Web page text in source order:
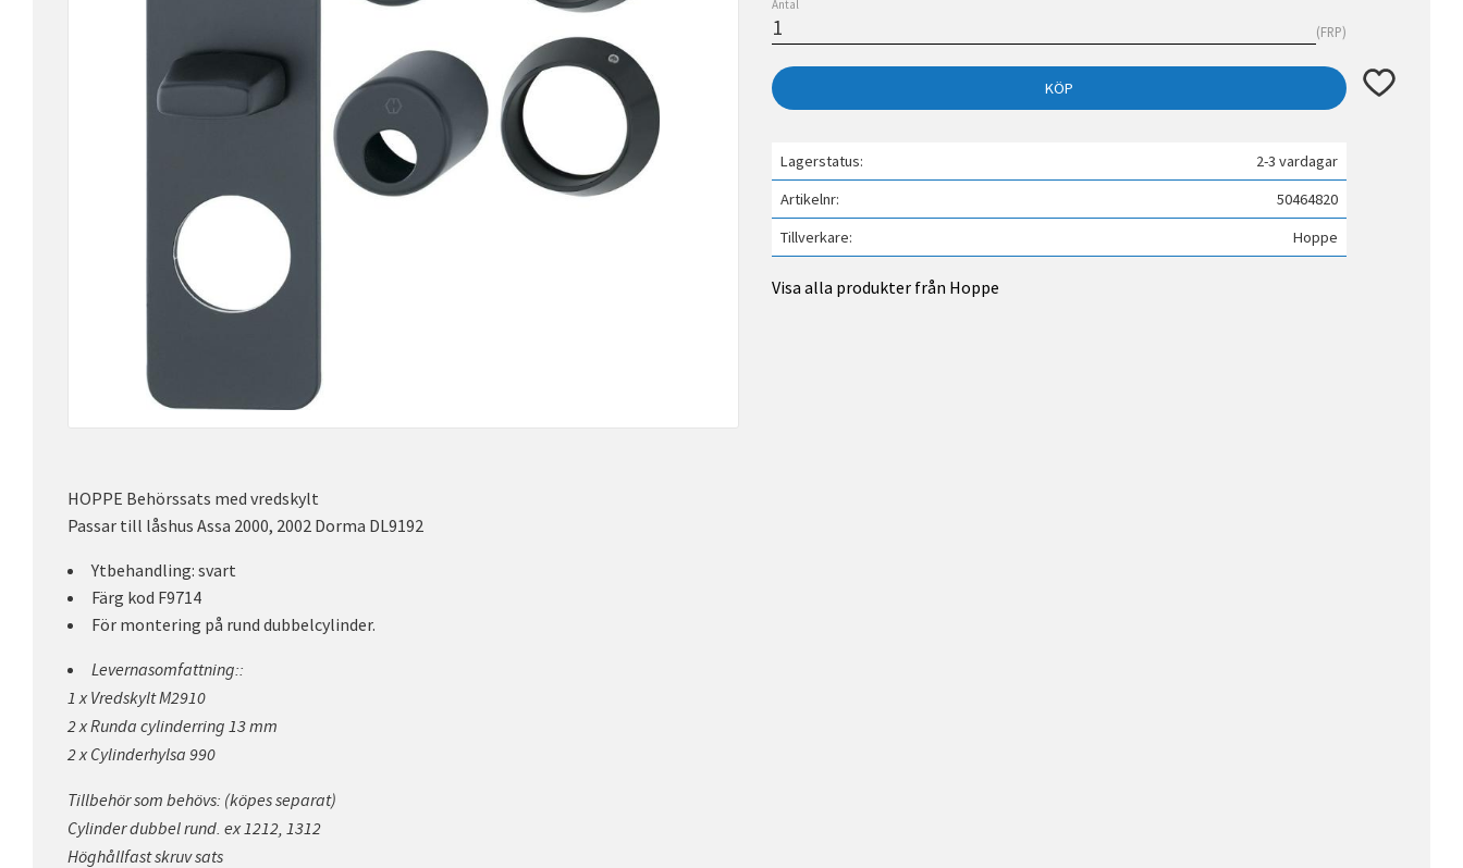
Antal
FRP
KÖP Lägg till i
Lagerstatus
2-3 vardagar
Artikelnr
50464820
Tillverkare
Hoppe
Visa alla produkter från Hoppe
HOPPE Behörssats med vredskylt
Passar till låshus Assa 2000, 2002 Dorma DL9192
Ytbehandling: svart
Färg kod F9714
För montering på rund dubbelcylinder.
Levernasomfattning::
1 x Vredskylt M2910
2 x Runda cylinderring 13 mm
2 x Cylinderhylsa 990
Tillbehör som behövs: (köpes separat)
Cylinder dubbel rund. ex 1212, 1312
Höghållfast skruv sats